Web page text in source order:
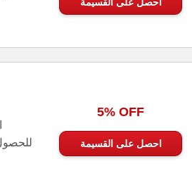
5% OFF
احصل على القسيمة